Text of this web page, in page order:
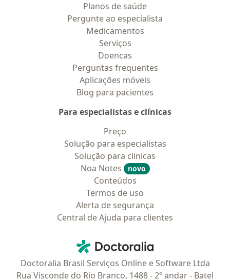
Planos de saúde
Pergunte ao especialista
Medicamentos
Serviços
Doencas
Perguntas frequentes
Aplicações móveis
Blog para pacientes
Para especialistas e clínicas
Preço
Solução para especialistas
Solução para clinicas
Noa Notes
novo
Conteúdos
Termos de uso
Alerta de segurança
Central de Ajuda para clientes
Doctoralia - Homepage
Doctoralia Brasil Serviços Online e Software Ltda
Rua Visconde do Rio Branco, 1488 - 2º andar - Batel